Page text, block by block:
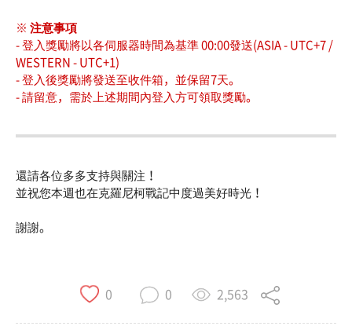
※ 注意事項
- 登入獎勵將以各伺服器時間為基準 00:00發送(ASIA - UTC+7 /
WESTERN - UTC+1)
- 登入後獎勵將發送至收件箱，並保留7天。
- 請留意，需於上述期間內登入方可領取獎勵。
還請各位多多支持與關注！
並祝您本週也在克羅尼柯戰記中度過美好時光！
謝謝。
0 0 2,563